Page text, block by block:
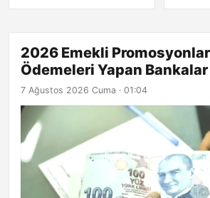
2026 Emekli
Ödemeleri Yapan
7 Ağustos 2026 Cuma · 01:04